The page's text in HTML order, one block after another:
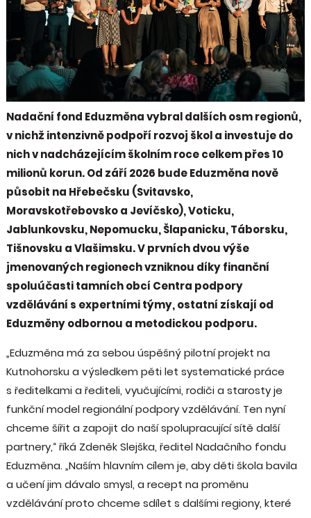
Nadační fond Eduzměna vybral dalších osm regionů,
v nichž intenzivně podpoří rozvoj škol a investuje do
nich v nadcházejícím školním roce celkem přes 10
milionů korun. Od září 2026 bude Eduzměna nově
působit na Hřebečsku (Svitavsko,
Moravskotřebovsko a Jevíčsko), Voticku,
Jablunkovsku, Nepomucku, Šlapanicku, Táborsku,
Tišnovsku a Vlašimsku. V prvních dvou výše
jmenovaných regionech vzniknou díky finanční
spoluúčasti tamních obcí Centra podpory
vzdělávání s expertními týmy, ostatní získají od
Eduzměny odbornou a metodickou podporu.
„Eduzměna má za sebou úspěšný pilotní projekt na
Kutnohorsku a výsledkem pěti let systematické práce
s ředitelkami a řediteli, vyučujícími, rodiči a starosty je
funkční model regionální podpory vzdělávání. Ten nyní
chceme šířit a zapojit do naší spolupracující sítě další
partnery,“ říká Zdeněk Slejška, ředitel Nadačního fondu
Eduzměna. „Naším hlavním cílem je, aby děti škola bavila
a učení jim dávalo smysl, a recept na proměnu
vzdělávání proto chceme sdílet s dalšími regiony, které